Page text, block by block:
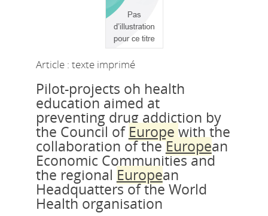
Article : texte imprimé
Pilot-projects oh health
education aimed at
preventing drug addiction by
the Council of Europe with the
collaboration of theEuropean
Economic Communities and
the regional European
Headquatters of the World
Health organisation